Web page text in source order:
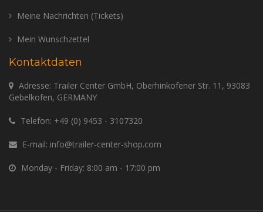
Meine Nachrichten (Tickets)
Mein Wunschzettel
Kontaktdaten
Adresse: Trailer Center GmbH, Oberhinkofener Str. 11, 93083
Gebelkofen, GERMANY
Telefon: +49 (0) 9453 - 3107320
E-mail: info@trailer-center-shop.com
Monday - Friday: 8:00 am - 17:00 pm